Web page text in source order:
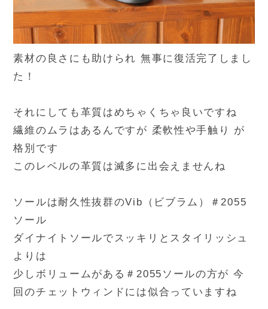
素材の良さにも助けられ 無事に復活完了しまし
た！
それにしても革質はめちゃくちゃ良いですね
繊維のムラはあるんですが 柔軟性や手触り が
格別です
このレベルの革質は滅多に出会えませんね
ソールは耐久性抜群のVib（ビブラム）＃2055
ソール
ダイナイトソールでスッキリとスタイリッシュ
よりは
少しボリュームがある＃2055ソールの方が 今
回のチェットウィンドには似合っていますね